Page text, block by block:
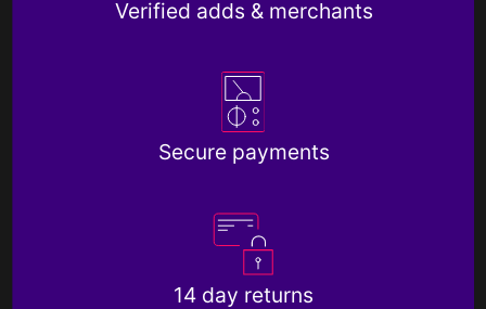
Verified adds & merchants
Secure payments
14 day returns